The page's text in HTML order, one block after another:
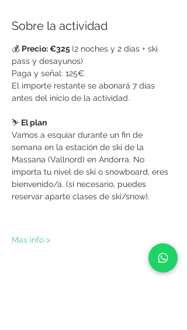
Sobre la actividad
💰 Precio: €325 (2 noches y 2 días + ski
pass y desayunos)
Paga y señal: 125€
El importe restante se abonará 7 días
antes del inicio de la actividad.
⛷️ El plan
Vamos a esquiar durante un fin de
semana en la estación de ski de la
Massana (Vallnord) en Andorra. No
importa tu nivel de ski o snowboard, eres
bienvenido/a. (si necesario, puedes
reservar aparte clases de ski/snow).
Más info >